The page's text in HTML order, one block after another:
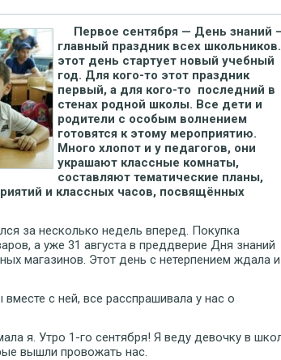
Первое сентября — День знаний
главный праздник всех
этот день стартует новый учебный
год. Для кого-то этот праздник
первый, а для кого-то последний в
стенах родной школы. Все дети и
родители с особым волнением
готовятся к этому мероприятию.
Много хлопот и у педагогов, они
украшают классные комнаты,
составляют тематические планы,
и классных часов, посвящённых
за несколько недель вперед. Покупка
а уже 31 августа в преддверие Дня знаний
магазинов. Этот день с нетерпением ждала и
с ней, все расспрашивала у нас о
я. Утро 1-го сентября! Я веду девочку в
вышли провожать нас.